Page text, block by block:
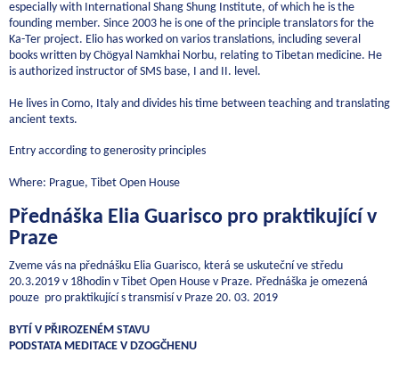
especially with International Shang Shung Institute, of which he is the
founding member. Since 2003 he is one of the principle translators for the
Ka-Ter project. Elio has worked on varios translations, including several
books written by Chögyal Namkhai Norbu, relating to Tibetan medicine. He
is authorized instructor of SMS base, I and II. level.
He lives in Como, Italy and divides his time between teaching and translating
ancient texts.
Entry according to generosity principles
Where: Prague, Tibet Open House
Přednáška Elia Guarisco pro praktikující v
Praze
Zveme vás na přednášku Elia Guarisco, která se uskuteční ve středu
20.3.2019 v 18hodin v Tibet Open House v Praze. Přednáška je omezená
pouze pro praktikující s transmisí v Praze 20. 03. 2019
BYTÍ V PŘIROZENÉM STAVU
PODSTATA MEDITACE V DZOGČHENU